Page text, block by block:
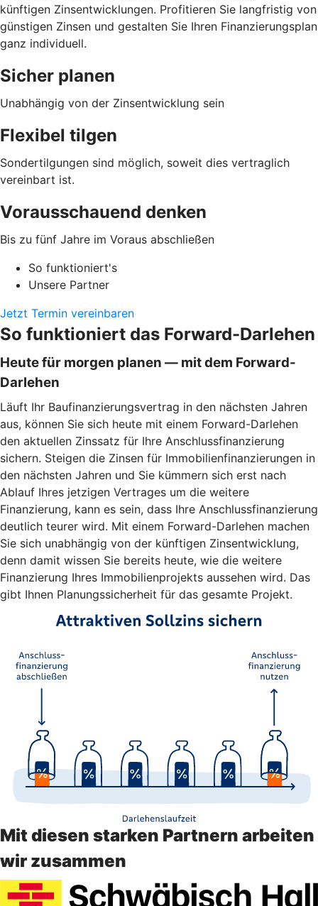
künftigen Zinsentwicklungen. Profitieren Sie langfristig von
günstigen Zinsen und gestalten Sie Ihren Finanzierungsplan
ganz individuell.
Sicher planen
Unabhängig von der Zinsentwicklung sein
Flexibel tilgen
Sondertilgungen sind möglich, soweit dies vertraglich
vereinbart ist.
Vorausschauend denken
Bis zu fünf Jahre im Voraus abschließen
So funktioniert's
Unsere Partner
Jetzt Termin vereinbaren
So funktioniert das Forward-Darlehen
Heute für morgen planen — mit dem Forward-
Darlehen
Läuft Ihr Baufinanzierungsvertrag in den nächsten Jahren
aus, können Sie sich heute mit einem Forward-Darlehen
den aktuellen Zinssatz für Ihre Anschlussfinanzierung
sichern. Steigen die Zinsen für Immobilienfinanzierungen in
den nächsten Jahren und Sie kümmern sich erst nach
Ablauf Ihres jetzigen Vertrages um die weitere
Finanzierung, kann es sein, dass Ihre Anschlussfinanzierung
deutlich teurer wird. Mit einem Forward-Darlehen machen
Sie sich unabhängig von der künftigen Zinsentwicklung,
denn damit wissen Sie bereits heute, wie die weitere
Finanzierung Ihres Immobilienprojekts aussehen wird. Das
gibt Ihnen Planungssicherheit für das gesamte Projekt.
Mit diesen starken Partnern arbeiten
wir zusammen